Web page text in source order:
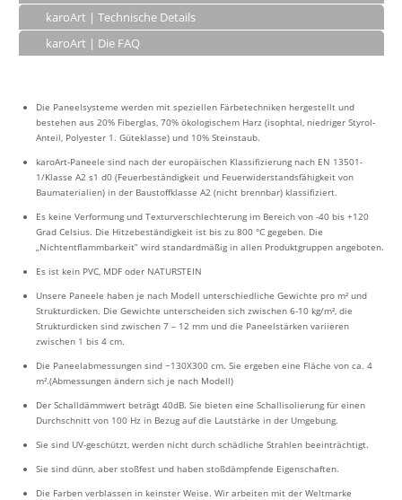
karoArt | Technische Details
karoArt | Die FAQ
Die Paneelsysteme werden mit speziellen Färbetechniken hergestellt und
bestehen aus 20% Fiberglas, 70% ökologischem Harz (isophtal, niedriger Styrol-
Anteil, Polyester 1. Güteklasse) und 10% Steinstaub.
karoArt-Paneele sind nach der europäischen Klassifizierung nach EN 13501-
1/Klasse A2 s1 d0 (Feuerbeständigkeit und Feuerwiderstandsfähigkeit von
Baumaterialien) in der Baustoffklasse A2 (nicht brennbar) klassifiziert.
Es keine Verformung und Texturverschlechterung im Bereich von -40 bis +120
Grad Celsius. Die Hitzebeständigkeit ist bis zu 800 °C gegeben. Die
„Nichtentflammbarkeit” wird standardmäßig in allen Produktgruppen angeboten.
Es ist kein PVC, MDF oder NATURSTEIN
Unsere Paneele haben je nach Modell unterschiedliche Gewichte pro m² und
Strukturdicken. Die Gewichte unterscheiden sich zwischen 6-10 kg/m², die
Strukturdicken sind zwischen 7 – 12 mm und die Paneelstärken variieren
zwischen 1 bis 4 cm.
Die Paneelabmessungen sind ~130X300 cm. Sie ergeben eine Fläche von ca. 4
m².(Abmessungen ändern sich je nach Modell)
Der Schalldämmwert beträgt 40dB. Sie bieten eine Schallisolierung für einen
Durchschnitt von 100 Hz in Bezug auf die Lautstärke in der Umgebung.
Sie sind UV-geschützt, werden nicht durch schädliche Strahlen beeinträchtigt.
Sie sind dünn, aber stoßfest und haben stoßdämpfende Eigenschaften.
Die Farben verblassen in keinster Weise. Wir arbeiten mit der Weltmarke